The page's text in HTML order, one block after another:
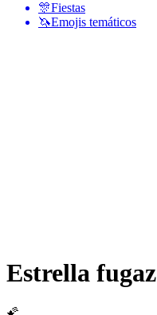
🎊Fiestas
🦄Emojis temáticos
Estrella fugaz
🌠